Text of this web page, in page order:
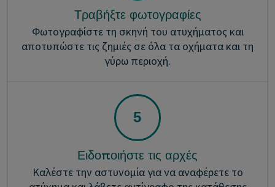
Τραβήξτε φωτογραφίες
Φωτογραφίστε τη σκηνή του ατυχήματος και
αποτυπώστε τις ζημιές σε όλα τα οχήματα και τη
γύρω περιοχή.
Ειδοποιήστε τις αρχές
Καλέστε την αστυνομία για να αναφέρετε το